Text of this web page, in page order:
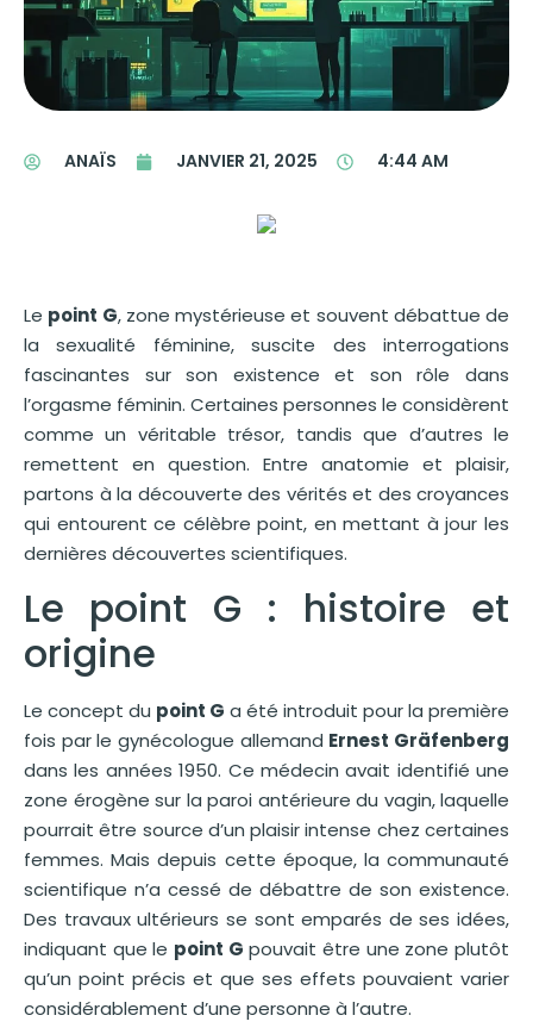
ANAÏS JANVIER 21, 2025 4:44 AM
Le point G, zone mystérieuse et souvent débattue de
la sexualité féminine, suscite des interrogations
fascinantes sur son existence et son rôle dans
l’orgasme féminin. Certaines personnes le considèrent
comme un véritable trésor, tandis que d’autres le
remettent en question. Entre anatomie et plaisir,
partons à la découverte des vérités et des croyances
qui entourent ce célèbre point, en mettant à jour les
dernières découvertes scientifiques.
Le point G : histoire et
origine
Le concept du point G a été introduit pour la première
fois par le gynécologue allemand Ernest Gräfenberg
dans les années 1950. Ce médecin avait identifié une
zone érogène sur la paroi antérieure du vagin, laquelle
pourrait être source d’un plaisir intense chez certaines
femmes. Mais depuis cette époque, la communauté
scientifique n’a cessé de débattre de son existence.
Des travaux ultérieurs se sont emparés de ses idées,
indiquant que le point G pouvait être une zone plutôt
qu’un point précis et que ses effets pouvaient varier
considérablement d’une personne à l’autre.